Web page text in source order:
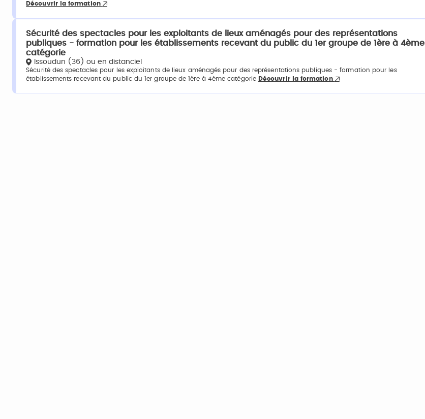
Découvrir la formation
Sécurité des spectacles pour les exploitants de lieux aménagés pour des représentations
publiques - formation pour les établissements recevant du public du 1er groupe de 1ère à 4ème
catégorie
Issoudun (36) ou en distanciel
Sécurité des spectacles pour les exploitants de lieux aménagés pour des représentations publiques - formation pour les
établissements recevant du public du 1er groupe de 1ère à 4ème catégorie Découvrir la formation